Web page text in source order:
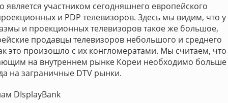
участником сегодняшнего европейского
и PDP телевизоров. Здесь мы видим, что у
и проекционных телевизоров такое же большое,
продавцы телевизоров небольшого и среднего
это произошло с их конгломератами. Мы считаем, что
на внутреннем рынке Кореи необходимо больше
на заграничные DTV рынки.
DIsplayBank